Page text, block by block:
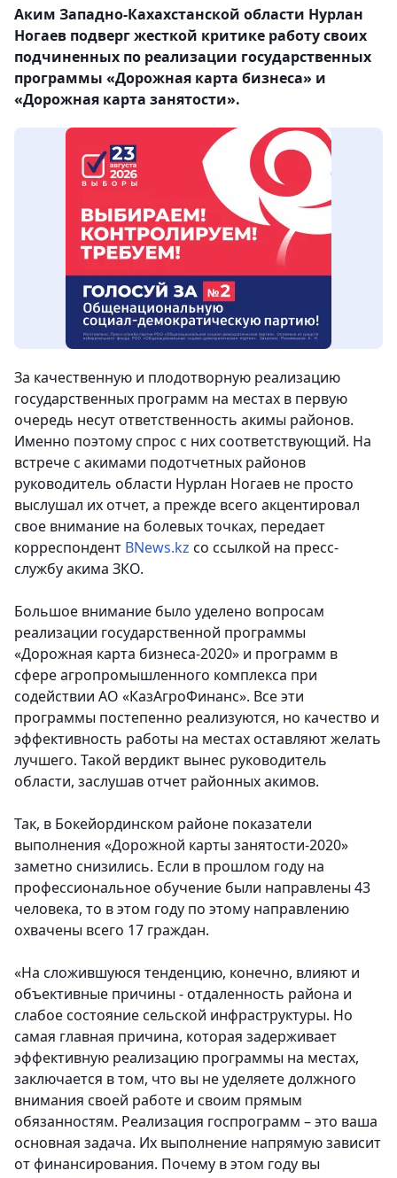
Аким Западно-Кахахстанской области Нурлан
Ногаев подверг жесткой критике работу своих
подчиненных по реализации государственных
программы «Дорожная карта бизнеса» и
«Дорожная карта занятости».
За качественную и плодотворную реализацию
государственных программ на местах в первую
очередь несут ответственность акимы районов.
Именно поэтому спрос с них соответствующий. На
встрече с акимами подотчетных районов
руководитель области Нурлан Ногаев не просто
выслушал их отчет, а прежде всего акцентировал
свое внимание на болевых точках, передает
корреспондент BNews.kz со ссылкой на пресс-
службу акима ЗКО.
Большое внимание было уделено вопросам
реализации государственной программы
«Дорожная карта бизнеса-2020» и программ в
сфере агропромышленного комплекса при
содействии АО «КазАгроФинанс». Все эти
программы постепенно реализуются, но качество и
эффективность работы на местах оставляют желать
лучшего. Такой вердикт вынес руководитель
области, заслушав отчет районных акимов.
Так, в Бокейординском районе показатели
выполнения «Дорожной карты занятости-2020»
заметно снизились. Если в прошлом году на
профессиональное обучение были направлены 43
человека, то в этом году по этому направлению
охвачены всего 17 граждан.
«На сложившуюся тенденцию, конечно, влияют и
объективные причины - отдаленность района и
слабое состояние сельской инфраструктуры. Но
самая главная причина, которая задерживает
эффективную реализацию программы на местах,
заключается в том, что вы не уделяете должного
внимания своей работе и своим прямым
обязанностям. Реализация госпрограмм – это ваша
основная задача. Их выполнение напрямую зависит
от финансирования. Почему в этом году вы